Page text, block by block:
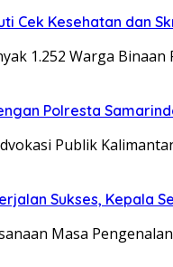
Cek Kesehatan dan
1.252 Warga
Polresta
Publik
Sukses,
Masa